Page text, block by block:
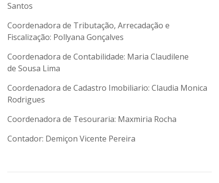
Santos
Coordenadora de Tributação, Arrecadação e
Fiscalização: Pollyana Gonçalves
Coordenadora de Contabilidade: Maria Claudilene
de Sousa Lima
Coordenadora de Cadastro Imobiliario: Claudia Monica
Rodrigues
Coordenadora de Tesouraria: Maxmiria Rocha
Contador: Demiçon Vicente Pereira